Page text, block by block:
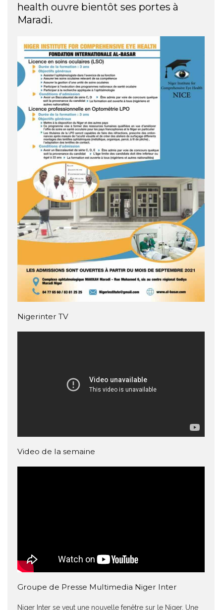
health ouvre bientôt ses portes à
Maradi.
Nigerinter TV
Video de la semaine
Groupe de Presse Multimedia Niger Inter
Niger Inter se veut une nouvelle fenêtre sur le Niger. Une